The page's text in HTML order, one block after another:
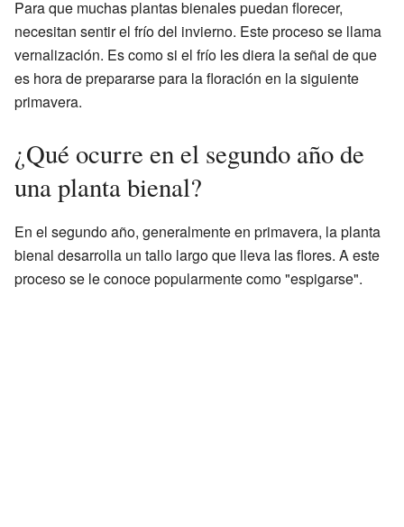
Para que muchas plantas bienales puedan florecer,
necesitan sentir el frío del invierno. Este proceso se llama
vernalización. Es como si el frío les diera la señal de que
es hora de prepararse para la floración en la siguiente
primavera.
¿Qué ocurre en el segundo año de
una planta bienal?
En el segundo año, generalmente en primavera, la planta
bienal desarrolla un tallo largo que lleva las flores. A este
proceso se le conoce popularmente como "espigarse".